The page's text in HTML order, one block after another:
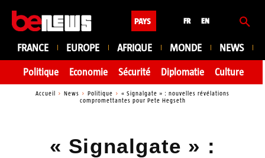
PAYS FR EN
FRANCE EUROPE AFRIQUE MONDE NEWS
Politique Economie Sécurité Diplomatie Culture
Accueil News Politique
« Signalgate » : nouvelles révélations
compromettantes pour Pete Hegseth
« Signalgate » :